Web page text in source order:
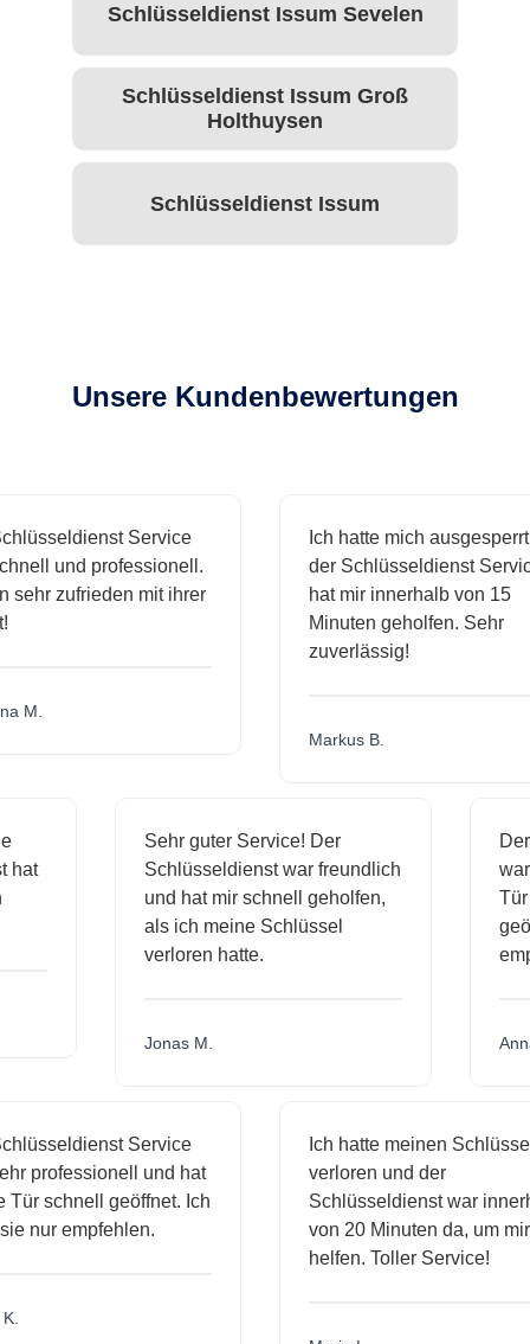
Schlüsseldienst Issum Sevelen
Schlüsseldienst Issum Groß
Holthuysen
Schlüsseldienst Issum
Unsere Kundenbewertungen
Service
und professionell.
zufrieden mit ihrer
M.
Ich hatte mich ausgesperrt
der Schlüsseldienst Service
hat mir innerhalb von 15
Minuten geholfen. Sehr
zuverlässig!
Markus B.
hat
Sehr guter Service! Der
Schlüsseldienst war freundlich
und hat mir schnell geholfen,
als ich meine Schlüssel
verloren hatte.
Jonas M.
Service
professionell und hat
schnell geöffnet. Ich
nur empfehlen.
Ich hatte meinen Schlüssel
verloren und der
Schlüsseldienst war
von 20 Minuten da, um mir
helfen. Toller Service!